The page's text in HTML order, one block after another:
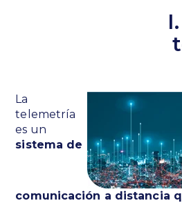
La
telemetría
es un
sistema de
comunicación a distancia